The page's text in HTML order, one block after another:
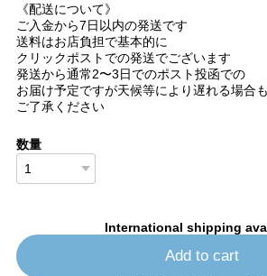
《配送について》
ご入金から7日以内の発送です
送料はお店負担で基本的に
クリックポストでの発送でございます
発送から通常2〜3日でのポスト投函での
お届け予定ですが天候等により遅れる場合
ご了承ください
数量
International shipping
Add to cart